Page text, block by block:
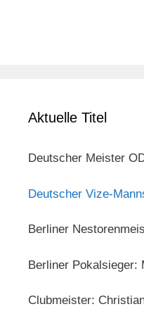
Aktuelle Titel
Deutscher Meister
Deutscher Vize-
Berliner
Berliner Pokalsieger:
Clubmeister: